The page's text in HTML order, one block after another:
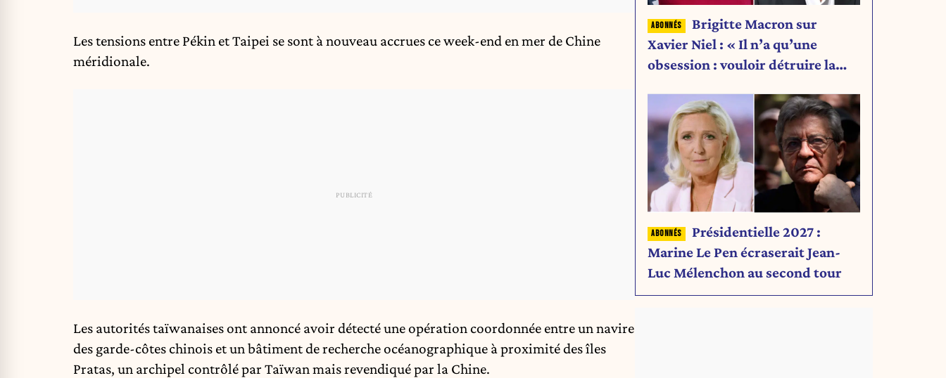
Les tensions entre PékinetTaipei se sont à nouveau accrues ce week-end enmer de Chine
méridionale.
Les autorités taïwanaises ont annoncé avoir détecté une opération coordonnée entre un navire
des garde-côtes chinois et un bâtiment de recherche océanographique à proximité des îles
Pratas, un archipel contrôlé par Taïwan mais revendiqué par la Chine.
Brigitte Macron sur
Xavier Niel : « Il n’a qu’une
obsession : vouloir détruire la
Présidentielle 2027 :
Marine Le Pen écraserait Jean-
Luc Mélenchon au second tour